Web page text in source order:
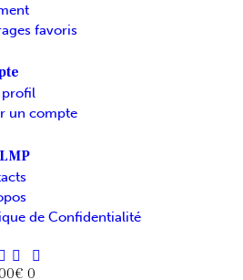
favoris
profil
un compte
de Confidentialité
0